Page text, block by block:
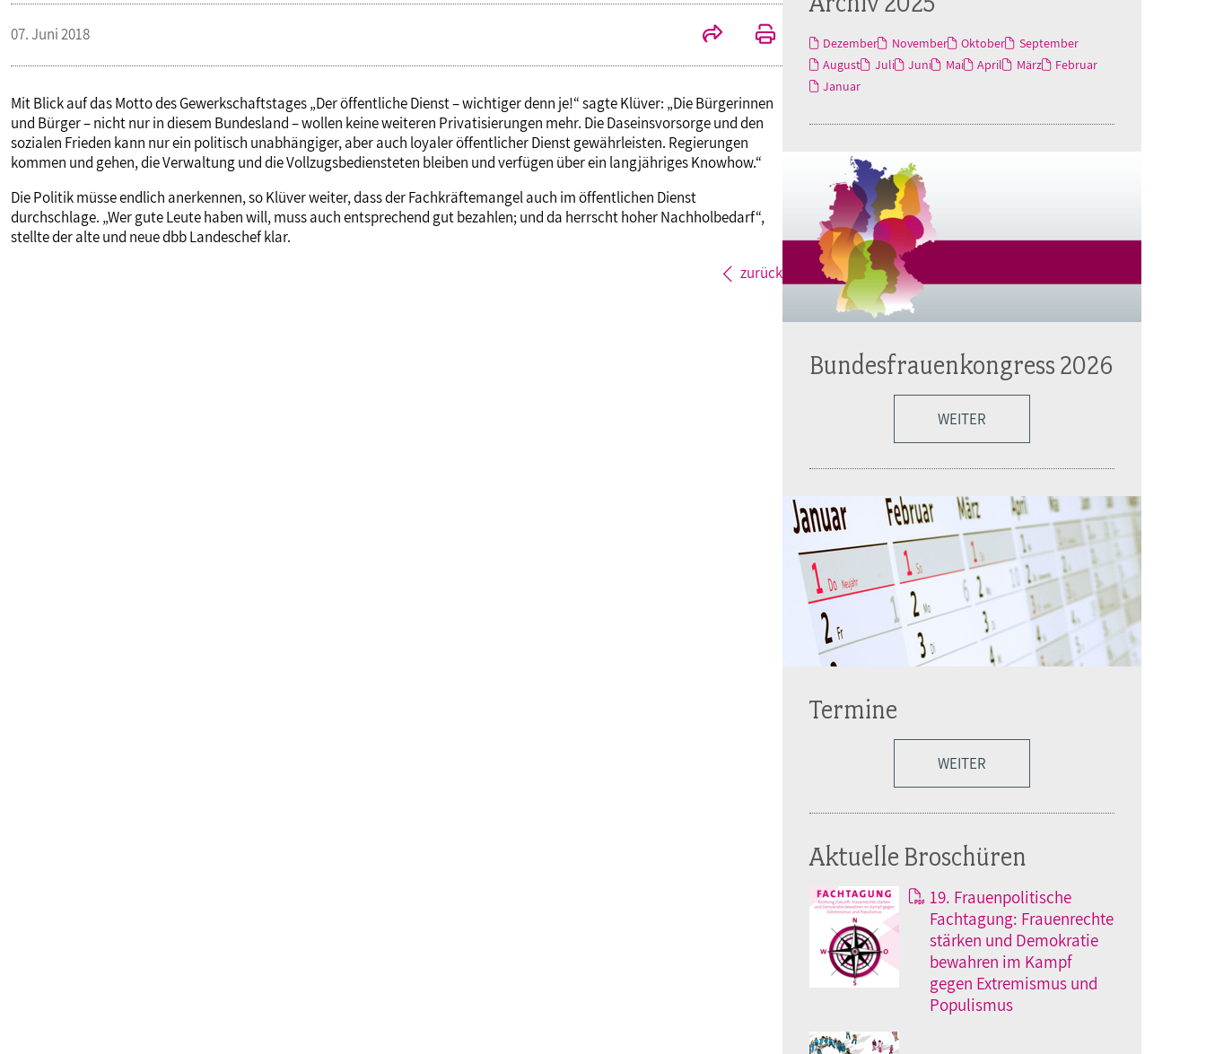
Kooperationen
Bildung
Gesundheit
Gender Budgeting
Frauenrecht kompakt
PUBLIKATIONEN
TERMINE & VERANSTALTUNGEN
MITGLIEDSCHAFT & SERVICE
Verlag
07. Juni 2018
Mit Blick auf das Motto des Gewerkschaftstages „Der öffentliche Dienst – wichtiger denn je!“ sagte Klüver: „Die Bürgerinnen
und Bürger – nicht nur in diesem Bundesland – wollen keine weiteren Privatisierungen mehr. Die Daseinsvorsorge und den
sozialen Frieden kann nur ein politisch unabhängiger, aber auch loyaler öffentlicher Dienst gewährleisten. Regierungen
kommen und gehen, die Verwaltung und die Vollzugsbediensteten bleiben und verfügen über ein langjähriges Knowhow.“
Die Politik müsse endlich anerkennen, so Klüver weiter, dass der Fachkräftemangel auch im öffentlichen Dienst
durchschlage. „Wer gute Leute haben will, muss auch entsprechend gut bezahlen; und da herrscht hoher Nachholbedarf“,
stellte der alte und neue dbb Landeschef klar.
zurück
Dezember November Oktober
September
August
Juli Juni Mai April März
Februar
Januar
Bundesfrauenkongress 2026
WEITER
Termine
WEITER
Aktuelle Broschüren
19. Frauenpolitische
Fachtagung: Frauenrechte
stärken und Demokratie
bewahren im Kampf
gegen Extremismus und
Populismus